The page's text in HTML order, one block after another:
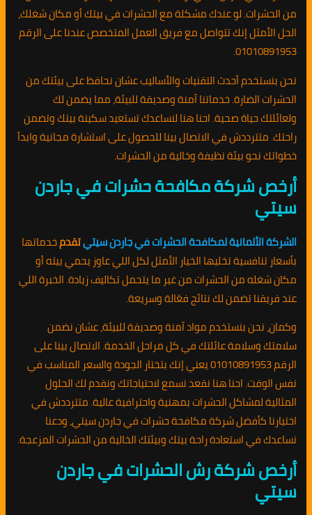
من الحشرات. لو عندك مشكلة مع الحشرات في بيتك أو مكان شغلك،
الحل الأمثل إنك تتواصل مع فريق العمل المتخصص عندنا على الرقم
01010891953.
نحن بنستخدم أحدث التقنيات والأساليب عشان نحافظ على بيئتك من
الحشرات الضارة. خدماتنا آمنة وصديقة للبيئة، مما يضمن لك
ولعائلتك حياة صحية. احنا هنا لنساعدك تستعيد سكينة بيتك وتضمن
راحتك. متترددش في الاتصال بينا للحصول على استشارة مجانية وابدأ
خطواتك نحو بيئة نظيفة وخالية من الحشرات.
أرخص شركة مكافحة حشرات في جاردن
سيتي
الشركة الألمانية لمكافحة الحشرات في جاردن سيتيتقدمخدماتها
بأسعار تنافسية تخليها الخيار الأمثل لكل اللي عاوز يحمي بيته أو
مكان شغله من الحشرات من غير ما يتحمل تكاليف زيادة. الخبرة اللي
عند فريقنا تضمن لك نتائج فعّالة وسريعة.
وكمان، نحن بنستخدم مواد آمنة وصديقة للبيئة، عشان نضمن
سلامتك وسلامة عائلتك في كل مراحل الخدمة. الاتصال بينا على
الرقم 01010891953 يعني إنك بتختار الجودة والسعر المناسب في
نفس الوقت. احنا هنا نقعد نسمع لاحتياجاتك ونقدم لك الحلول
المثالية لمشاكل الحشرات بمهنية واحترافية عالية. متترددش في
اختيارنا كأفضل شركة مكافحة حشرات في جاردن سيتي، ودعنا
نساعدك في استعادة راحة بيتك وبيئتك الخالية من الحشرات المزعجة.
أرخص شركة رش الحشرات في جاردن
سيتي